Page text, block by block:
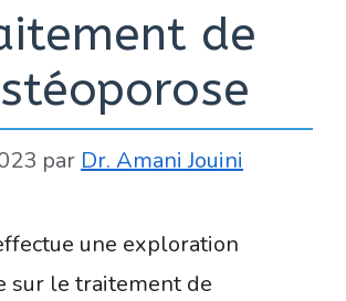
de
parDr. Amani Jouini
une exploration
sur le traitement de